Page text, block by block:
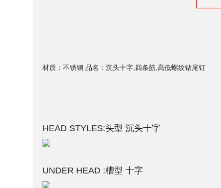
材质：不锈钢 品名：沉头十字,四条筋,高低螺纹钻尾钉
HEAD STYLES:头型 沉头十字
UNDER HEAD :槽型 十字